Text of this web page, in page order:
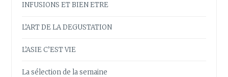
INFUSIONS ET BIEN ETRE
L’ART DE LA DEGUSTATION
L’ASIE C’EST VIE
La sélection de la semaine